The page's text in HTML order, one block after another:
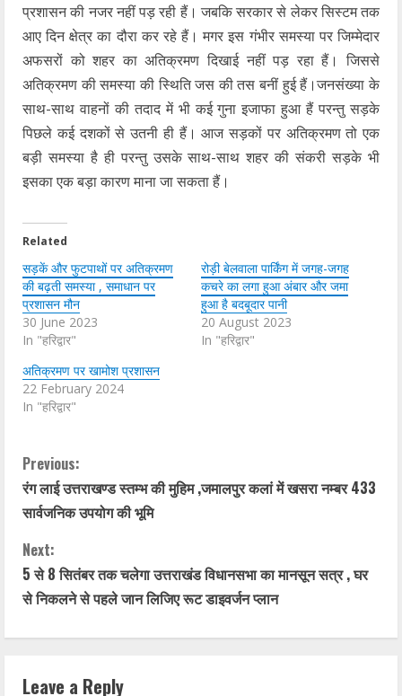
प्रशासन की नजर नहीं पड़ रही हैं। जबकि सरकार से लेकर सिस्टम तक
आए दिन क्षेत्र का दौरा कर रहे हैं। मगर इस गंभीर समस्या पर जिम्मेदार
अफसरों को शहर का अतिक्रमण दिखाई नहीं पड़ रहा हैं। जिससे
अतिक्रमण की समस्या की स्थिति जस की तस बनीं हुई हैं।जनसंख्या के
साथ-साथ वाहनों की तदाद में भी कई गुना इजाफा हुआ हैं परन्तु सड़के
पिछले कई दशकों से उतनी ही हैं। आज सड़कों पर अतिक्रमण तो एक
बड़ी समस्या है ही परन्तु उसके साथ-साथ शहर की संकरी सड़के भी
इसका एक बड़ा कारण माना जा सकता हैं।
Related
सड़कें और फुटपाथों पर अतिक्रमण
की बढ़ती समस्या , समाधान पर
प्रशासन मौन
30 June 2023
In "हरिद्वार"
रोड़ी बेलवाला पार्किंग में जगह-जगह
कचरे का लगा हुआ अंबार और जमा
हुआ है बदबूदार पानी
20 August 2023
In "हरिद्वार"
अतिक्रमण पर खामोश प्रशासन
22 February 2024
In "हरिद्वार"
C
o
n
t
Previous:
रंग लाई उत्तराखण्ड स्तम्भ की मुहिम ,जमालपुर कलां में खसरा नम्बर 433
सार्वजनिक उपयोग की भूमि
Next:
5 से 8 सितंबर तक चलेगा उत्तराखंड विधानसभा का मानसून सत्र , घर
से निकलने से पहले जान लिजिए रूट डाइवर्जन प्लान
Leave a Reply